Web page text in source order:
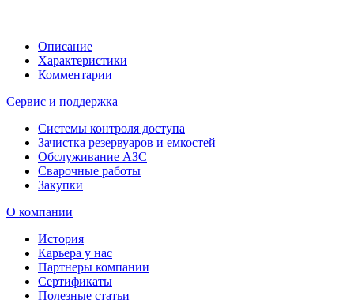
Описание
Характеристики
Комментарии
Сервис и поддержка
Системы контроля доступа
Зачистка резервуаров и емкостей
Обслуживание АЗС
Сварочные работы
Закупки
О компании
История
Карьера у нас
Партнеры компании
Сертификаты
Полезные статьи